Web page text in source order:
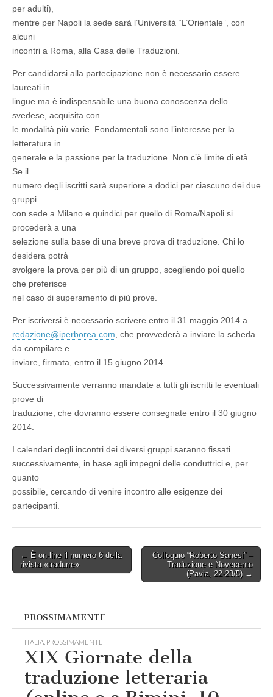
per adulti),
mentre per Napoli la sede sarà l’Università “L’Orientale”, con
alcuni
incontri a Roma, alla Casa delle Traduzioni.
Per candidarsi alla partecipazione non è necessario essere
laureati in
lingue ma è indispensabile una buona conoscenza dello
svedese, acquisita con
le modalità più varie. Fondamentali sono l’interesse per la
letteratura in
generale e la passione per la traduzione. Non c’è limite di età.
Se il
numero degli iscritti sarà superiore a dodici per ciascuno dei due
gruppi
con sede a Milano e quindici per quello di Roma/Napoli si
procederà a una
selezione sulla base di una breve prova di traduzione. Chi lo
desidera potrà
svolgere la prova per più di un gruppo, scegliendo poi quello
che preferisce
nel caso di superamento di più prove.
Per iscriversi è necessario scrivere entro il 31 maggio 2014 a
redazione@iperborea.com , che provvederà a inviare la scheda
da compilare e
inviare, firmata, entro il 15 giugno 2014.
Successivamente verranno mandate a tutti gli iscritti le eventuali
prove di
traduzione, che dovranno essere consegnate entro il 30 giugno
2014.
I calendari degli incontri dei diversi gruppi saranno fissati
successivamente, in base agli impegni delle conduttrici e, per
quanto
possibile, cercando di venire incontro alle esigenze dei
partecipanti.
Post
navigation
← È on-line il numero 6 della
rivista «tradurre»
Colloquio “Roberto Sanesi” –
Traduzione e Novecento
(Pavia, 22-23/5) →
PROSSIMAMENTE
ITALIA PROSSIMAMENTE
XIX Giornate della
traduzione letteraria